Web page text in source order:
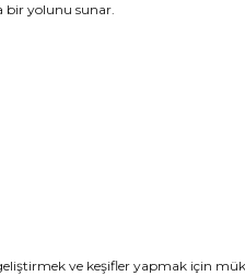
bir yolunu sunar.
ve keşifler yapmak için